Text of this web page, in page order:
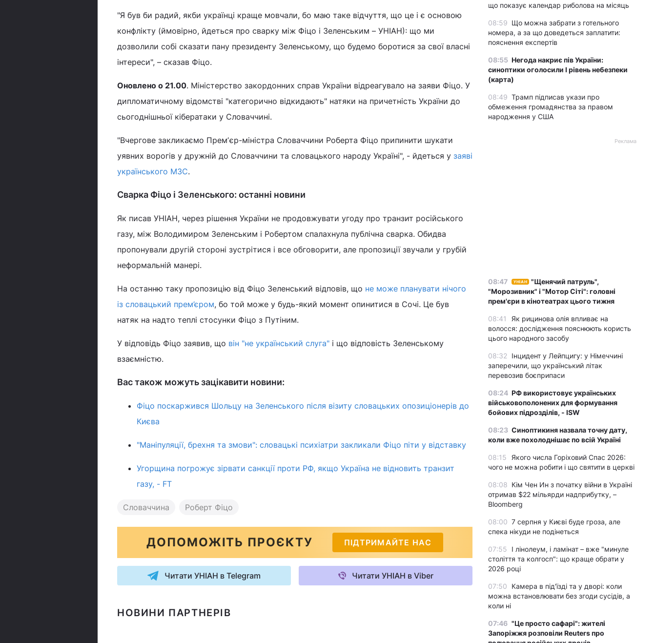
"Я був би радий, якби українці краще мовчали, бо маю таке відчуття, що це і є основою
конфлікту (ймовірно, йдеться про сварку між Фіцо і Зеленським – УНІАН): що ми
дозволили собі сказати пану президенту Зеленському, що будемо боротися за свої власні
інтереси", – сказав Фіцо.
Оновлено о 21.00. Міністерство закордонних справ України відреагувало на заяви Фіцо. У
дипломатичному відомстві "категорично відкидають" натяки на причетність України до
сьогоднішньої кібератаки у Словаччині.
"Вчергове закликаємо Премʼєр-міністра Словаччини Роберта Фіцо припинити шукати
уявних ворогів у дружній до Словаччини та словацького народу Україні", - йдеться у заяві
українського МЗС.
Сварка Фіцо і Зеленського: останні новини
Як писав УНІАН, через рішення України не продовжувати угоду про транзит російського
газу, між Володимиром Зеленським і Робертом спалахнула публічна сварка. Обидва
пропонували другій стороні зустрітися і все обговорити, але пропозиції звучали у грубій
неформальній манері.
На останню таку пропозицію від Фіцо Зеленський відповів, що не може планувати нічого
із словацький прем’єром, бо той може у будь-який момент опинитися в Сочі. Це був
натяк на надто теплі стосунки Фіцо з Путіним.
У відповідь Фіцо заявив, що він "не український слуга" і що відповість Зеленському
взаємністю.
Вас також можуть зацікавити новини:
Фіцо поскаржився Шольцу на Зеленського після візиту словацьких опозиціонерів до
Києва
"Маніпуляції, брехня та змови": словацькі психіатри закликали Фіцо піти у відставку
Угорщина погрожує зірвати санкції проти РФ, якщо Україна не відновить транзит
газу, - FT
Словаччина Роберт Фіцо
ДОПОМОЖІТЬ ПРОЄКТУ ПІДТРИМАЙТЕ НАС
Читати УНІАН в Telegram Читати УНІАН в Viber
НОВИНИ ПАРТНЕРІВ
що показує календар риболова на місяць
08:59 Що можна забрати з готельного
номера, а за що доведеться заплатити:
пояснення експертів
08:55 Негода накриє пів України:
синоптики оголосили І рівень небезпеки
(карта)
08:49 Трамп підписав укази про
обмеження громадянства за правом
народження у США
Реклама
08:47 УНІАН
"Щенячий патруль",
"Морозивник" і "Мотор Сіті": головні
прем'єри в кінотеатрах цього тижня
08:41
Як рицинова олія впливає на
волосся: дослідження пояснюють користь
цього народного засобу
08:32
Інцидент у Лейпцигу: у Німеччині
заперечили, що український літак
перевозив боєприпаси
08:24 РФ використовує українських
військовополонених для формування
бойових підрозділів, - ISW
08:23 Синоптикиня назвала точну дату,
коли вже похолоднішає по всій Україні
08:15
Якого числа Горіховий Спас 2026:
чого не можна робити і що святити в церкві
08:08 Кім Чен Ин з початку війни в Україні
отримав $22 мільярди надприбутку, –
Bloomberg
08:00 7 серпня у Києві буде гроза, але
спека нікуди не подінеться
07:55
І лінолеум, і ламінат – вже "минуле
століття та колгосп": що краще обрати у
2026 році
07:50
Камера в під'їзді та у дворі: коли
можна встановлювати без згоди сусідів, а
коли ні
07:46 "Це просто сафарі": жителі
Запоріжжя розповіли Reuters про